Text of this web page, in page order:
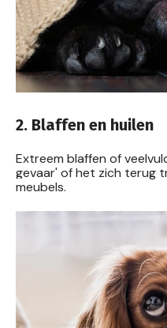
2. Blaffen en huilen
Extreem blaffen of
gevaar' of het zich terug
meubels.